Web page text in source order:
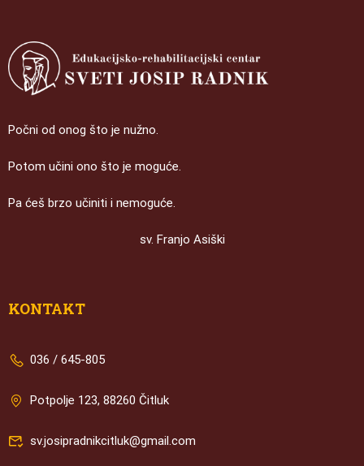
Počni od onog što je nužno.
Potom učini ono što je moguće.
Pa ćeš brzo učiniti i nemoguće.
sv. Franjo Asiški
KONTAKT
036 / 645-805
Potpolje 123, 88260 Čitluk
sv.josipradnikcitluk@gmail.com